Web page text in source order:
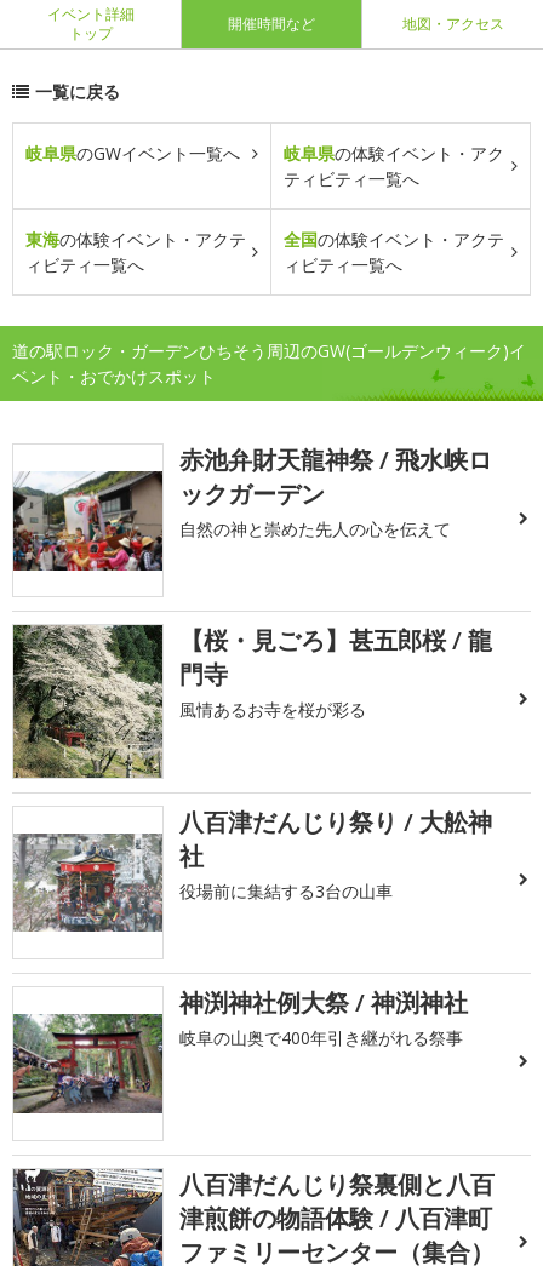
イベント詳細
トップ
開催時間など 地図・アクセス
一覧に戻る
岐阜県のGWイベント一覧へ 岐阜県の体験イベント・アク
ティビティ一覧へ
東海の体験イベント・アクテ
ィビティ一覧へ
全国の体験イベント・アクテ
ィビティ一覧へ
道の駅ロック・ガーデンひちそう周辺のGW(ゴールデンウィーク)イ
ベント・おでかけスポット
赤池弁財天龍神祭 / 飛水峡ロ
ックガーデン
自然の神と崇めた先人の心を伝えて
【桜・見ごろ】甚五郎桜 / 龍
門寺
風情あるお寺を桜が彩る
八百津だんじり祭り / 大舩神
社
役場前に集結する3台の山車
神渕神社例大祭 / 神渕神社
岐阜の山奥で400年引き継がれる祭事
八百津だんじり祭裏側と八百
津煎餅の物語体験 / 八百津町
ファミリーセンター（集合）